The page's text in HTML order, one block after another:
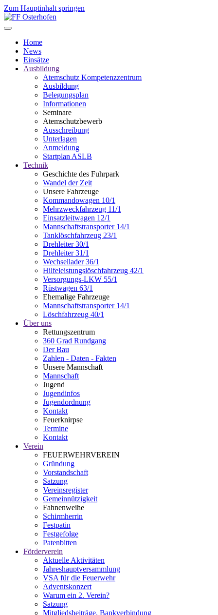
Zum Hauptinhalt springen
Home
News
Einsätze
Ausbildung
Atemschutz Kompetenzzentrum
Ausbildung
Belegungsplan
Informationen
Seminare
Atemschutzbewerb
Ausschreibung
Unterlagen
Anmeldung
Startplan ASLB
Technik
Geschichte des Fuhrpark
Wandel der Zeit
Unsere Fahrzeuge
Kommandowagen 10/1
Mehrzweckfahrzeug 11/1
Einsatzleitwagen 12/1
Mannschaftstransporter 14/1
Tanklöschfahrzeug 23/1
Drehleiter 30/1
Drehleiter 31/1
Wechsellader 36/1
Hilfeleistungslöschfahrzeug 42/1
Versorgungs-LKW 55/1
Rüstwagen 63/1
Ehemalige Fahrzeuge
Mannschaftstransporter 14/1
Löschfahrzeug 40/1
Über uns
Rettungszentrum
360 Grad Rundgang
Der Bau
Zahlen - Daten - Fakten
Unsere Mannschaft
Mannschaft
Jugend
Jugendinfos
Jugendordnung
Kontakt
Feuerknirpse
Termine
Kontakt
Verein
FEUERWEHRVEREIN
Gründung
Vorstandschaft
Satzung
Vereinsregister
Gemeinnützigkeit
Fahnenweihe
Schirmherrin
Festpatin
Festgefolge
Patenbitten
Förderverein
Aktuelle Aktivitäten
Jahreshauptversammlung
VSA für die Feuerwehr
Adventskonzert
Warum ein 2. Verein?
Satzung
Mitgliedsbeiträge, Bankverbindung